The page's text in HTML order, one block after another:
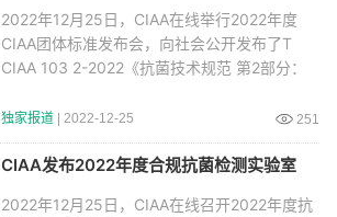
2022年12月25日，CIAA在线举行2022年度
CIAA团体标准发布会，向社会公开发布了T
CIAA 103 2-2022《抗菌技术规范 第2部分：
独家报道 | 2022-12-25 251
CIAA发布2022年度合规抗菌检测实验室
2022年12月25日，CIAA在线召开2022年度抗